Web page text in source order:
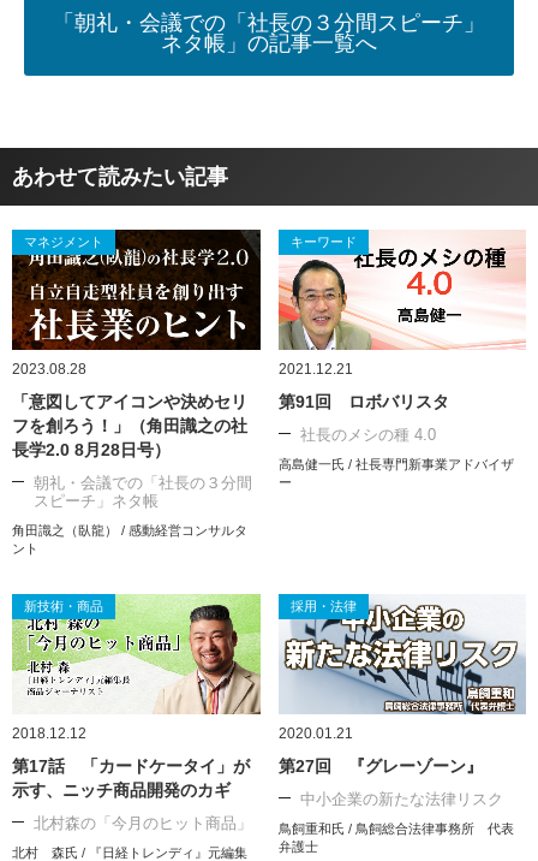
「朝礼・会議での「社長の３分間スピーチ」
ネタ帳」の記事一覧へ
あわせて読みたい記事
マネジメント
2023.08.28
「意図してアイコンや決めセリ
フを創ろう！」（角田識之の社
長学2.0 8月28日号）
朝礼・会議での「社長の３分間
スピーチ」ネタ帳
角田識之（臥龍） / 感動経営コンサルタ
ント
キーワード
2021.12.21
第91回 ロボバリスタ
社長のメシの種 4.0
高島健一氏 / 社長専門新事業アドバイザ
ー
新技術・商品
2018.12.12
第17話 「カードケータイ」が
示す、ニッチ商品開発のカギ
北村森の「今月のヒット商品」
北村 森氏 / 『日経トレンディ』元編集
採用・法律
2020.01.21
第27回 『グレーゾーン』
中小企業の新たな法律リスク
鳥飼重和氏 / 鳥飼総合法律事務所 代表
弁護士